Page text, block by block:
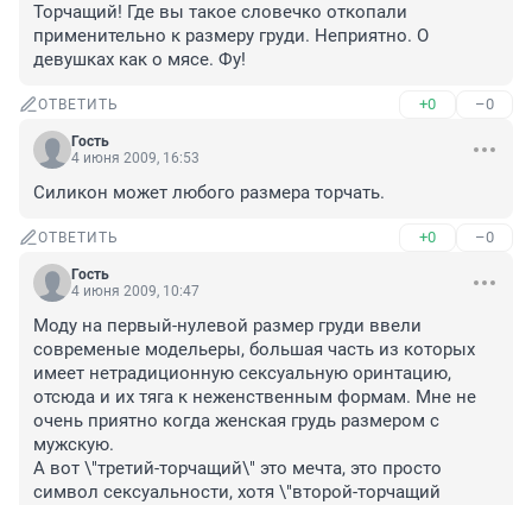
Торчащий! Где вы такое словечко откопали
применительно к размеру груди. Неприятно. О
девушках как о мясе. Фу!
ОТВЕТИТЬ +0 –0
Гость
4 июня 2009, 16:53
Силикон может любого размера торчать.
ОТВЕТИТЬ +0 –0
Гость
4 июня 2009, 10:47
Моду на первый-нулевой размер груди ввели
современые модельеры, большая часть из которых
имеет нетрадиционную сексуальную оринтацию,
отсюда и их тяга к неженственным формам. Мне не
очень приятно когда женская грудь размером с
мужскую.
А вот \"третий-торчащий\" это мечта, это просто
символ сексуальности, хотя \"второй-торчащий